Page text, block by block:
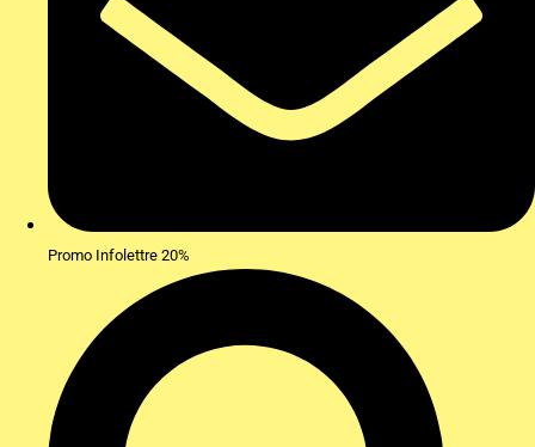
Promo Infolettre 20%